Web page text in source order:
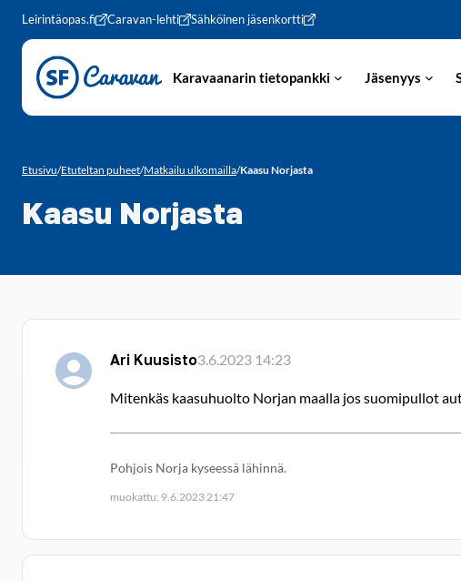
Siirry sivun sisältöön
Leirintäopas.fi Caravan-lehti Sähköinen jäsenkortti
Karavaanarin tietopankki Jäsenyys
Etusivu/Etuteltan puheet/Matkailu ulkomailla/Kaasu Norjasta
Kaasu Norjasta
Ari Kuusisto3.6.2023 14:23
Mitenkäs kaasuhuolto Norjan maalla jos suomipullot
Pohjois Norja kyseessä lähinnä.
muokattu: 9.6.2023 21:47